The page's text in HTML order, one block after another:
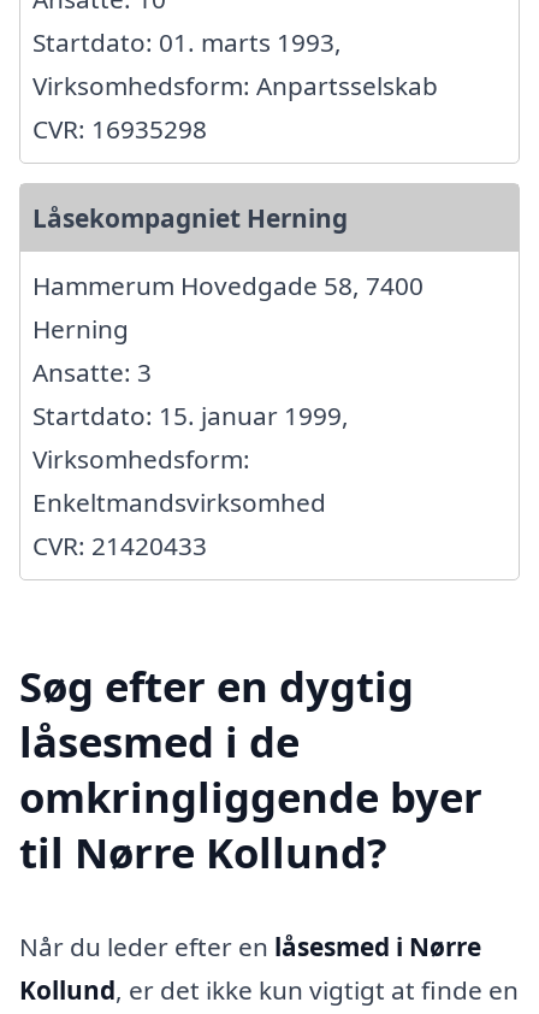
Startdato: 01. marts 1993,
Virksomhedsform: Anpartsselskab
CVR: 16935298
Låsekompagniet Herning
Hammerum Hovedgade 58, 7400
Herning
Ansatte: 3
Startdato: 15. januar 1999,
Virksomhedsform:
Enkeltmandsvirksomhed
CVR: 21420433
Søg efter en dygtig
låsesmed i de
omkringliggende byer
til Nørre Kollund?
Når du leder efter en låsesmed i Nørre
Kollund, er det ikke kun vigtigt at finde en